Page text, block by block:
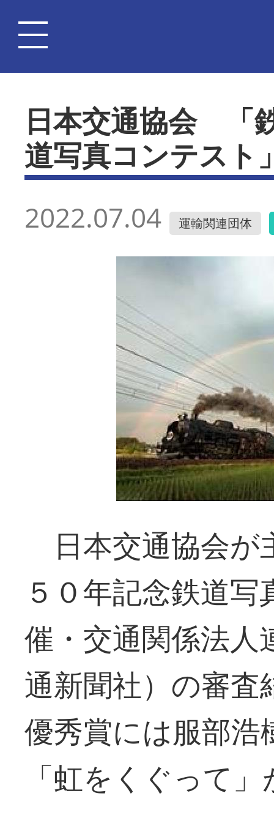
日本交通協会 「
道写真コンテスト
2022.07.04 運輸関連団体
日本交通協会が
５０年記念鉄道
催・交通関係法人
通新聞社）の審
優秀賞には服部
「虹をくぐって